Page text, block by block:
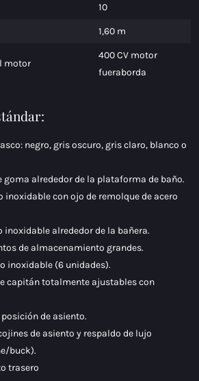
10
1,60 m
motor
400 CV motor
fueraborda
negro, gris oscuro, gris claro, blanco o
goma alrededor de la plataforma de baño.
inoxidable con ojo de remolque de acero
inoxidable alrededor de la bañera.
de almacenamiento grandes.
inoxidable (6 unidades).
capitán totalmente ajustables con
de asiento.
de asiento y respaldo de lujo
buck).
trasero